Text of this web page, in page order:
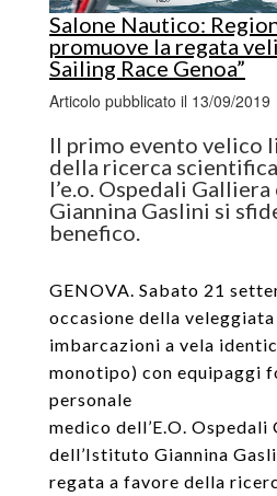
Salone Nautico:
promuove la regata
Sailing Race Genoa”
Articolo pubblicato il 13/09/2019
Il primo evento velico
della ricerca
l’e.o. Ospedali
Giannina Gaslini si
benefico.
GENOVA. Sabato 21
occasione della veleggiata
imbarcazioni a vela
monotipo) con equipaggi
personale
medico dell’E.O. Ospedali
dell’Istituto Giannina
regata a favore della